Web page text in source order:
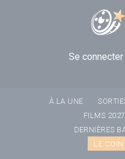
Se connecter
À LA UNE
FILMS 2027
DERNIÈRES
LE COIN
Panneau de gestion des